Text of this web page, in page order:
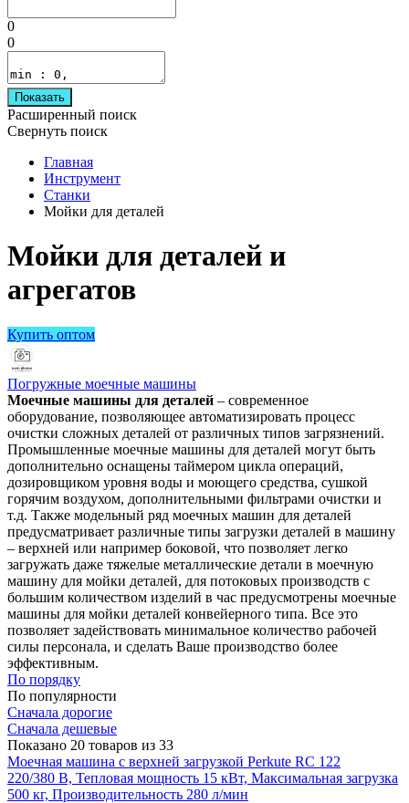
0
0
Показать
Расширенный поиск
Свернуть поиск
Главная
Инструмент
Станки
Мойки для деталей
Мойки для деталей и
агрегатов
Купить оптом
Погружные моечные машины
Моечные машины для деталей – современное
оборудование, позволяющее автоматизировать процесс
очистки сложных деталей от различных типов загрязнений.
Промышленные моечные машины для деталей могут быть
дополнительно оснащены таймером цикла операций,
дозировщиком уровня воды и моющего средства, сушкой
горячим воздухом, дополнительными фильтрами очистки и
т.д. Также модельный ряд моечных машин для деталей
предусматривает различные типы загрузки деталей в машину
– верхней или например боковой, что позволяет легко
загружать даже тяжелые металлические детали в моечную
машину для мойки деталей, для потоковых производств с
большим количеством изделий в час предусмотрены моечные
машины для мойки деталей конвейерного типа. Все это
позволяет задействовать минимальное количество рабочей
силы персонала, и сделать Ваше производство более
эффективным.
По порядку
По популярности
Сначала дорогие
Сначала дешевые
Показано 20 товаров из 33
Моечная машина с верхней загрузкой Perkute RC 122
220/380 В, Тепловая мощность 15 кВт, Максимальная загрузка
500 кг, Производительность 280 л/мин